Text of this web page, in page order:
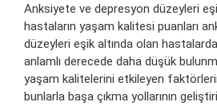
Anksiyete ve depresyon düzeyleri
hastaların yaşam kalitesi puanları
düzeyleri eşik altında olan
anlamlı derecede daha düşük
yaşam kalitelerini etkileyen
bunlarla başa çıkma yollarının